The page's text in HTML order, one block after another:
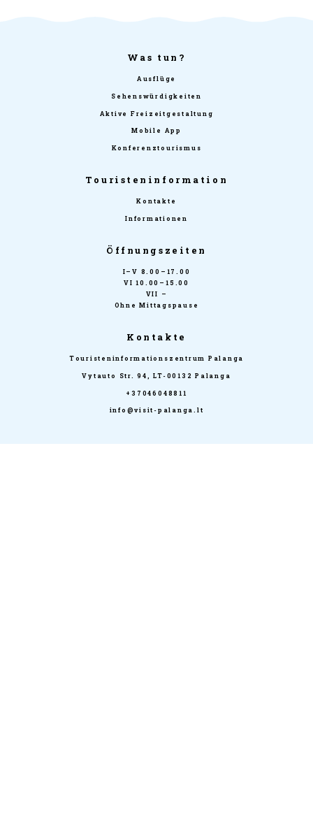
Was tun?
Ausflüge
Sehenswürdigkeiten
Aktive Freizeitgestaltung
Mobile App
Konferenztourismus
Touristeninformation
Kontakte
Informationen
Öffnungszeiten
I–V 8.00–17.00
VI 10.00–15.00
VII –
Ohne Mittagspause
Kontakte
Touristeninformationszentrum Palanga
Vytauto Str. 94, LT-00132 Palanga
+37046048811
info@visit-palanga.lt